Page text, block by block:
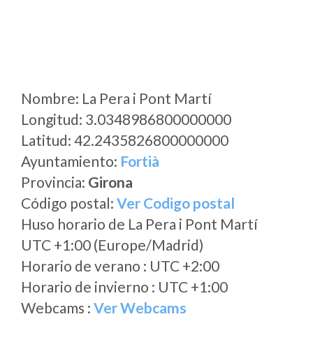
Nombre: La Pera i Pont Martí
Longitud: 3.0348986800000000
Latitud: 42.2435826800000000
Ayuntamiento: Fortià
Provincia: Girona
Código postal: Ver Codigo postal
Huso horario de La Pera i Pont Martí
UTC +1:00 (Europe/Madrid)
Horario de verano : UTC +2:00
Horario de invierno : UTC +1:00
Webcams : Ver Webcams